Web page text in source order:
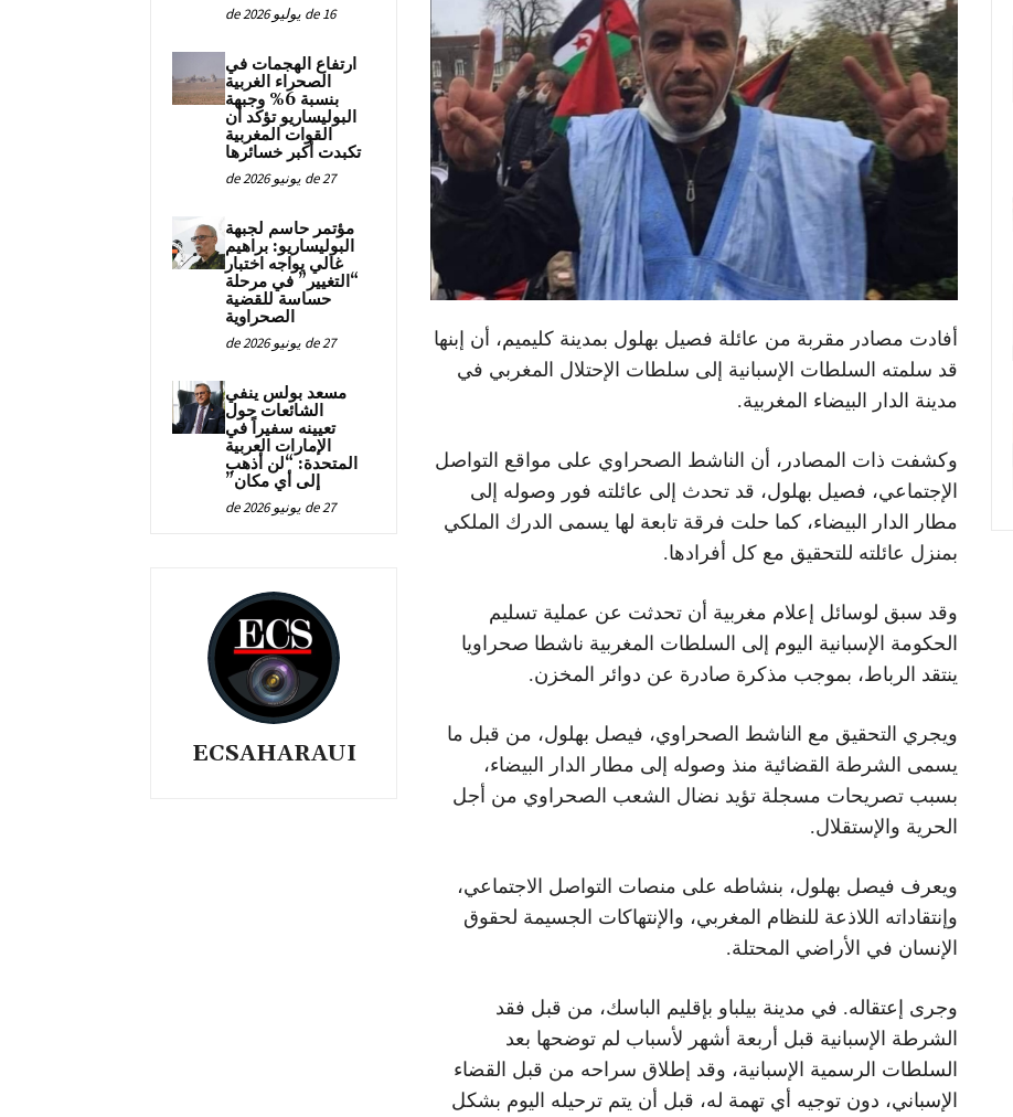
16 de يوليو de 2026
ارتفاع الهجمات في
الصحراء الغربية
بنسبة 6% وجبهة
البوليساريو تؤكد أن
القوات المغربية
تكبدت أكبر خسائرها
27 de يونيو de 2026
مؤتمر حاسم لجبهة
البوليساريو: براهيم
غالي يواجه اختبار
“التغيير” في مرحلة
حساسة للقضية
الصحراوية
27 de يونيو de 2026
مسعد بولس ينفي
الشائعات حول
تعيينه سفيراً في
الإمارات العربية
المتحدة: “لن أذهب
إلى أي مكان”
27 de يونيو de 2026
ECSAHARAUI
أفادت مصادر مقربة من عائلة فصيل بهلول بمدينة كليميم، أن إبنها
قد سلمته السلطات الإسبانية إلى سلطات الإحتلال المغربي في
مدينة الدار البيضاء المغربية.
وكشفت ذات المصادر، أن الناشط الصحراوي على مواقع التواصل
الإجتماعي، فصيل بهلول، قد تحدث إلى عائلته فور وصوله إلى
مطار الدار البيضاء، كما حلت فرقة تابعة لها يسمى الدرك الملكي
بمنزل عائلته للتحقيق مع كل أفرادها.
وقد سبق لوسائل إعلام مغربية أن تحدثت عن عملية تسليم
الحكومة الإسبانية اليوم إلى السلطات المغربية ناشطا صحراويا
ينتقد الرباط، بموجب مذكرة صادرة عن دوائر المخزن.
ويجري التحقيق مع الناشط الصحراوي، فيصل بهلول، من قبل ما
يسمى الشرطة القضائية منذ وصوله إلى مطار الدار البيضاء،
بسبب تصريحات مسجلة تؤيد نضال الشعب الصحراوي من أجل
الحرية والإستقلال.
ويعرف فيصل بهلول، بنشاطه على منصات التواصل الاجتماعي،
وإنتقاداته اللاذعة للنظام المغربي، والإنتهاكات الجسيمة لحقوق
الإنسان في الأراضي المحتلة.
وجرى إعتقاله. في مدينة بيلباو بإقليم الباسك، من قبل فقد
الشرطة الإسبانية قبل أربعة أشهر لأسباب لم توضحها بعد
السلطات الرسمية الإسبانية، وقد إطلاق سراحه من قبل القضاء
الإسباني، دون توجيه أي تهمة له، قبل أن يتم ترحيله اليوم بشكل